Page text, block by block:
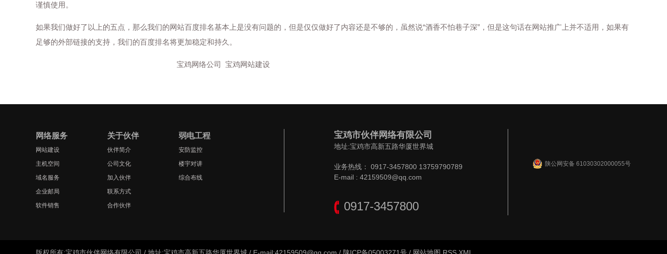
谨慎使用。
如果我们做好了以上的五点，那么我们的网站百度排名基本上是没有问题的，但是仅仅做好了内容还是不够的，虽然说“酒香不怕巷子深”，但是这句话在网站推广上并不适用，如果有
足够的外部链接的支持，我们的百度排名将更加稳定和持久。
宝鸡网络公司 宝鸡网站建设
网络服务
网站建设
主机空间
域名服务
企业邮局
软件销售
关于伙伴
伙伴简介
公司文化
加入伙伴
联系方式
合作伙伴
弱电工程
安防监控
楼宇对讲
综合布线
宝鸡市伙伴网络有限公司
地址:宝鸡市高新五路华厦世界城
业务热线： 0917-3457800 13759790789
E-mail : 42159509@qq.com
0917-3457800
陕公网安备 61030302000055号